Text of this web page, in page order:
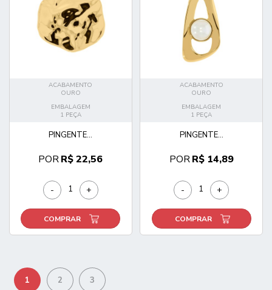
ACABAMENTO
OURO
EMBALAGEM
1 PEÇA
PINGENTE...
PORR$ 22,56
- +
COMPRAR
ACABAMENTO
OURO
EMBALAGEM
1 PEÇA
PINGENTE...
PORR$ 14,89
- +
COMPRAR
1 2 3